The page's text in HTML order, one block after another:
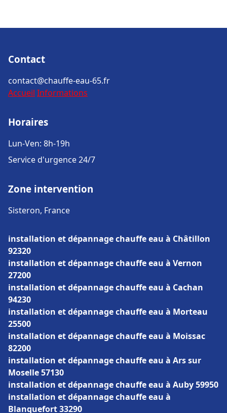
Contact
contact@chauffe-eau-65.fr
Accueil Informations
Horaires
Lun-Ven: 8h-19h
Service d'urgence 24/7
Zone intervention
Sisteron, France
installation et dépannage chauffe eau à Châtillon
92320
installation et dépannage chauffe eau à Vernon
27200
installation et dépannage chauffe eau à Cachan
94230
installation et dépannage chauffe eau à Morteau
25500
installation et dépannage chauffe eau à Moissac
82200
installation et dépannage chauffe eau à Ars sur
Moselle 57130
installation et dépannage chauffe eau à Auby 59950
installation et dépannage chauffe eau à
Blanquefort 33290